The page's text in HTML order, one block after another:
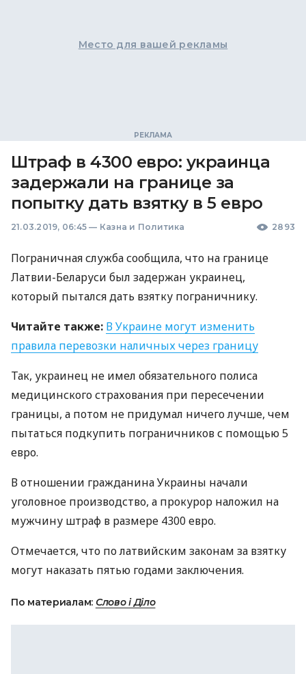
Место для вашей рекламы
Штраф в 4300 евро: украинца
задержали на границе за
попытку дать взятку в 5 евро
21.03.2019, 06:45 — Казна и Политика 2893
Пограничная служба сообщила, что на границе
Латвии-Беларуси был задержан украинец,
который пытался дать взятку пограничнику.
Читайте также: В Украине могут изменить
правила перевозки наличных через границу
Так, украинец не имел обязательного полиса
медицинского страхования при пересечении
границы, а потом не придумал ничего лучше, чем
пытаться подкупить пограничников с помощью 5
евро.
В отношении гражданина Украины начали
уголовное производство, а прокурор наложил на
мужчину штраф в размере 4300 евро.
Отмечается, что по латвийским законам за взятку
могут наказать пятью годами заключения.
По материалам: Слово і Діло